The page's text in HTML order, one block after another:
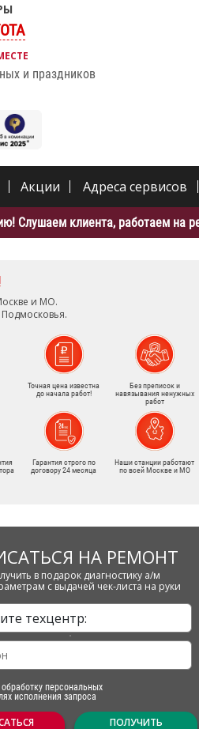
и праздников
Акции Адреса сервисов
Слушаем клиента, работаем на
и МО.
Точная цена известна
до начала работ!
Без преписок и
навязывания ненужных
работ
Гарантия строго по
договору 24 месяца
Наши станции работают
по всей Москве и МО
НА РЕМОНТ
в подарок диагностику а/м
с выдачей чек-листа на руки
техцентр:
персональных
исполнения запроса
ПОЛУЧИТЬ